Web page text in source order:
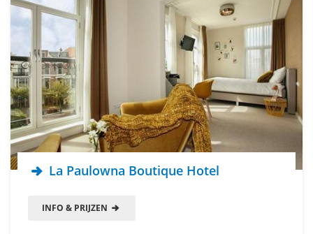
La Paulowna Boutique Hotel
INFO & PRIJZEN